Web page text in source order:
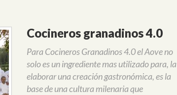
Cocineros granadinos 4.0
Para Cocineros Granadinos 4.0 el Aove no
solo es un ingrediente mas utilizado para, la
elaborar una creación gastronómica, es la
base de una cultura milenaria que